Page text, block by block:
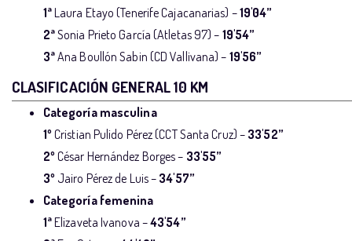
1ªLaura Etayo (Tenerife Cajacanarias) –19'04”
2ªSonia Prieto García (Atletas 97) – 19'54”
3ªAna Boullón Sabin (CD Vallivana) – 19'56”
CLASIFICACIÓN GENERAL 10 KM
Categoría masculina
1º Cristian Pulido Pérez (CCT Santa Cruz) – 33'52”
2º César Hernández Borges – 33'55”
3º Jairo Pérez de Luis – 34'57”
Categoría femenina
1ªElizaveta Ivanova –43'54”